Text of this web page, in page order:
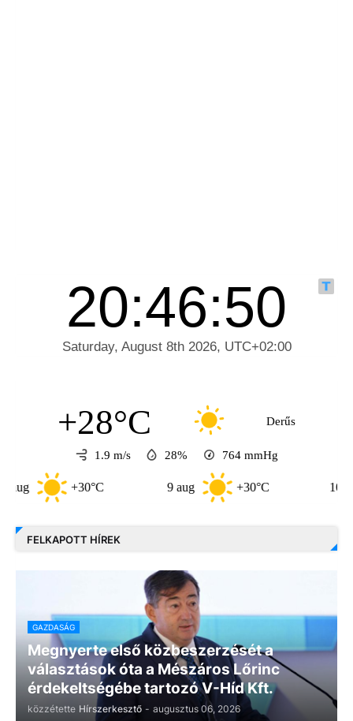
+28°C Derűs
1.9 m/s 28% 764 mmHg
+30°C +30°C
FELKAPOTT HÍREK
GAZDASÁG
Megnyerte első közbeszerzését a
választások óta a Mészáros Lőrinc
érdekeltségébe tartozó V-Híd Kft.
közzétette Hírszerkesztő - augusztus 06, 2026